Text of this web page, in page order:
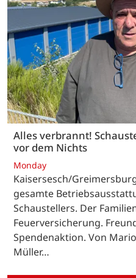
Alles verbrannt!
vor dem Nichts
Monday
Kaisersesch/
gesamte
Schaustellers. Der
Feuerversicherung.
Spendenaktion. Von
Müller…